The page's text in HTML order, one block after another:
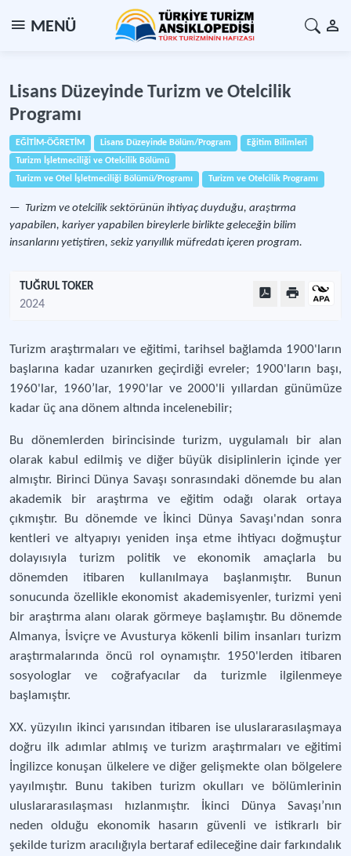
MENÜ
Lisans Düzeyinde Turizm ve Otelcilik
Programı
EĞİTİM-ÖĞRETİM Lisans Düzeyinde Bölüm/Program
Eğitim Bilimleri
Turizm İşletmeciliği ve Otelcilik Bölümü
Turizm ve Otel İşletmeciliği Bölümü/Programı
Turizm ve Otelcilik Programı
Turizm ve otelcilik sektörünün ihtiyaç duyduğu, araştırma
yapabilen, kariyer yapabilen bireylerle birlikte geleceğin bilim
insanlarını yetiştiren, sekiz yarıyıllık müfredatı içeren program.
TUĞRUL TOKER
2024
Turizm araştırmaları ve eğitimi, tarihsel bağlamda 1900'ların
başlarına kadar uzanırken geçirdiği evreler; 1900'ların başı,
1960'lar, 1960’lar, 1990'lar ve 2000'li yıllardan günümüze
kadar üç ana dönem altında incelenebilir;
Bu dönemlerden birincisinde turizm, uygulamalı bir alan
olarak kabul edilmiş ve diğer büyük disiplinlerin içinde yer
almıştır. Birinci Dünya Savaşı sonrasındaki dönemde bu alan
akademik bir araştırma ve eğitim odağı olarak ortaya
çıkmıştır. Bu dönemde ve İkinci Dünya Savaşı'ndan sonra
kentleri ve altyapıyı yeniden inşa etme ihtiyacı doğmuştur
dolayısıyla turizm politik ve ekonomik amaçlarla bu
dönemden itibaren kullanılmaya başlanmıştır. Bunun
sonucunda özellikle ekonomist akademisyenler, turizmi yeni
bir araştırma alanı olarak görmeye başlamıştır. Bu dönemde
Almanya, İsviçre ve Avusturya kökenli bilim insanları turizm
araştırmalarında öncü rol oynamıştır. 1950'lerden itibaren
sosyologlar ve coğrafyacılar da turizmle ilgilenmeye
başlamıştır.
XX. yüzyılın ikinci yarısından itibaren ise uluslararasılaşmaya
doğru ilk adımlar atılmış ve turizm araştırmaları ve eğitimi
İngilizce konuşan ülkelere ve diğer gelişmekte olan bölgelere
yayılmıştır. Bunu takiben turizm okulları ve bölümlerinin
uluslararasılaşması hızlanmıştır. İkinci Dünya Savaşı’nın
neden olduğu ekonomik hasarın güvenli ve istikrarlı bir
şekilde turizm aracılığıyla bertaraf edileceğine dair farkındalık